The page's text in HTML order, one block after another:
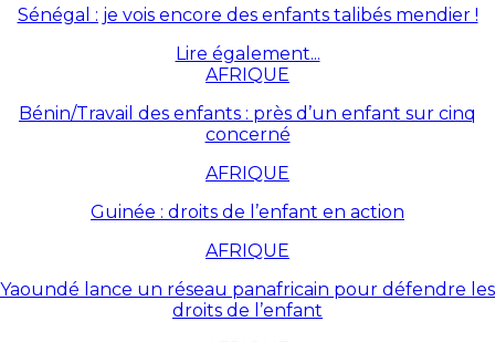
Sénégal : je vois encore des enfants talibés mendier !
Lire également...
AFRIQUE
Bénin/Travail des enfants : près d’un enfant sur cinq
concerné
AFRIQUE
Guinée : droits de l’enfant en action
AFRIQUE
Yaoundé lance un réseau panafricain pour défendre les
droits de l’enfant